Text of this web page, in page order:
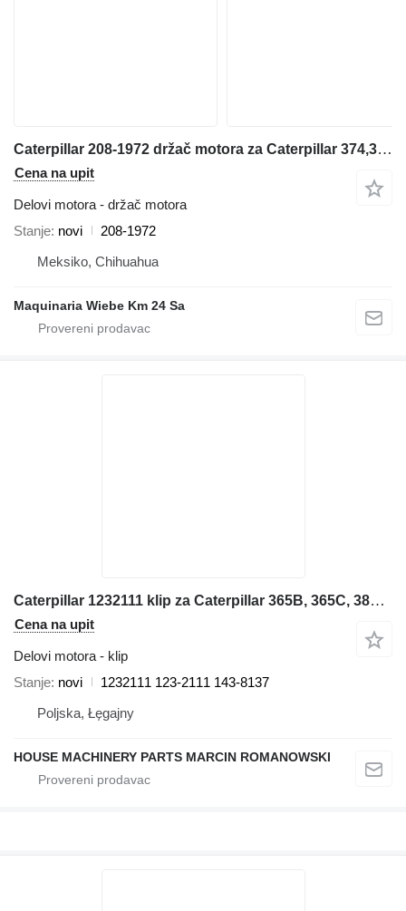
Caterpillar 208-1972 držač motora za Caterpillar 374,374F,365C,365B bagera
Cena na upit
Delovi motora - držač motora
Stanje novi
208-1972
Meksiko, Chihuahua
Maquinaria Wiebe Km 24 Sa
Caterpillar 1232111 klip za Caterpillar 365B, 365C, 385C, 385C FS, 5080, 5090B 365B, 365B II, 365C, 385C bagera
Cena na upit
Delovi motora - klip
Stanje novi
1232111 123-2111 143-8137
Poljska, Łęgajny
HOUSE MACHINERY PARTS MARCIN ROMANOWSKI